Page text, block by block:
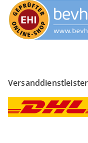
Versanddienstleister